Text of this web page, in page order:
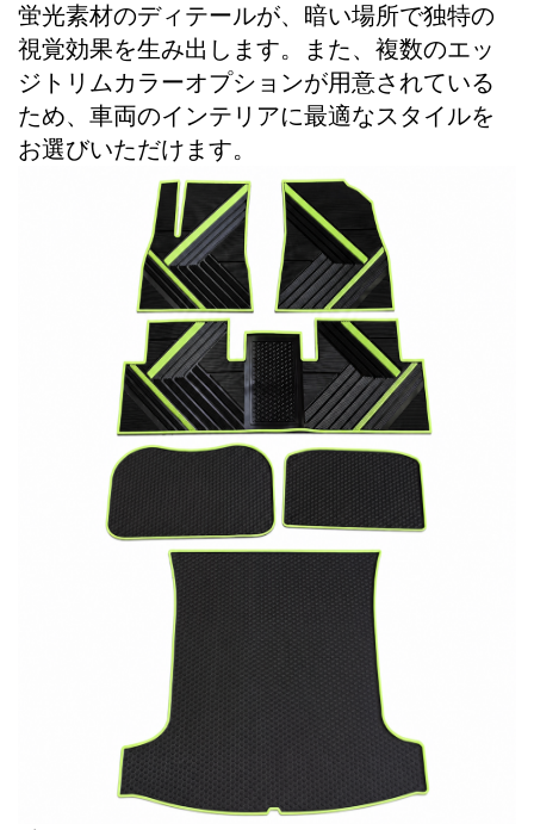
蛍光素材のディテールが、暗い場所で独特の
視覚効果を生み出します。また、複数のエッ
ジトリムカラーオプションが用意されている
ため、車両のインテリアに最適なスタイルを
お選びいただけます。